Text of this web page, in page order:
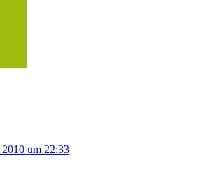
um 22:33